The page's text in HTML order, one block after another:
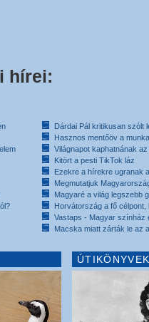
hírei:
Dárdai Pál kritikusan szólt
Hasznos mentőöv a
Világnapot kaphatnának
Kitört a pesti TikTok láz
Ezekre a hírekre ugranak
Megmutatjuk
Magyaré a világ legszebb
Horvátország a fő célpont,
Vastaps - Magyar színház
Macska miatt zárták le az